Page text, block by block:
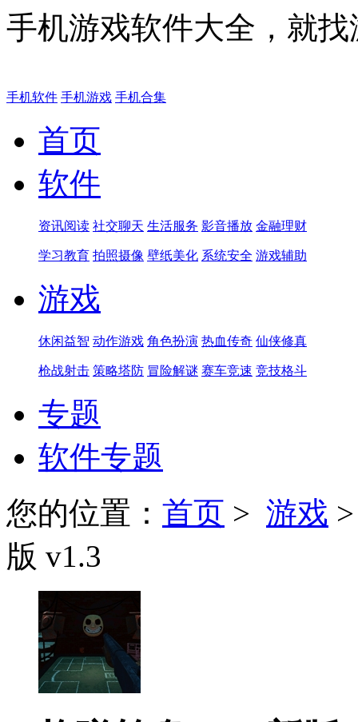
手机游戏软件大全，就
手机软件 手机游戏 手机合集
首页
软件
资讯阅读 社交聊天 生活服务 影音播放 金融理财
学习教育 拍照摄像 壁纸美化 系统安全 游戏辅助
游戏
休闲益智 动作游戏 角色扮演 热血传奇 仙侠修真
枪战射击 策略塔防 冒险解谜 赛车竞速 竞技格斗
专题
软件专题
您的位置： 首页 > 游戏
版 v1.3